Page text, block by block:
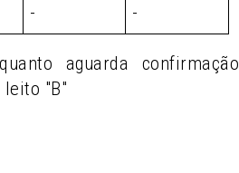
- -
aguarda confirmação
leito "B"